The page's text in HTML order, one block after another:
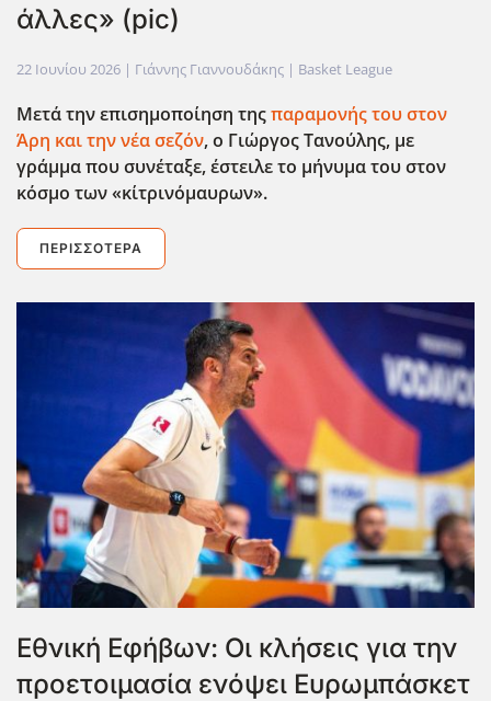
άλλες» (pic)
22 Ιουνίου 2026 | Γιάννης Γιαννουδάκης | Basket League
Μετά την επισημοποίηση τηςπαραμονής του στον
Άρη και την νέα σεζόν, ο Γιώργος Τανούλης, με
γράμμα που συνέταξε, έστειλε το μήνυμα του στον
κόσμο των «κίτρινόμαυρων».
ΠΕΡΙΣΣΌΤΕΡΑ
Εθνική Εφήβων: Οι κλήσεις για την
προετοιμασία ενόψει Ευρωμπάσκετ